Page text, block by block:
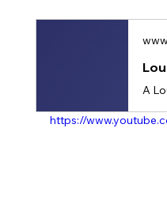
https://